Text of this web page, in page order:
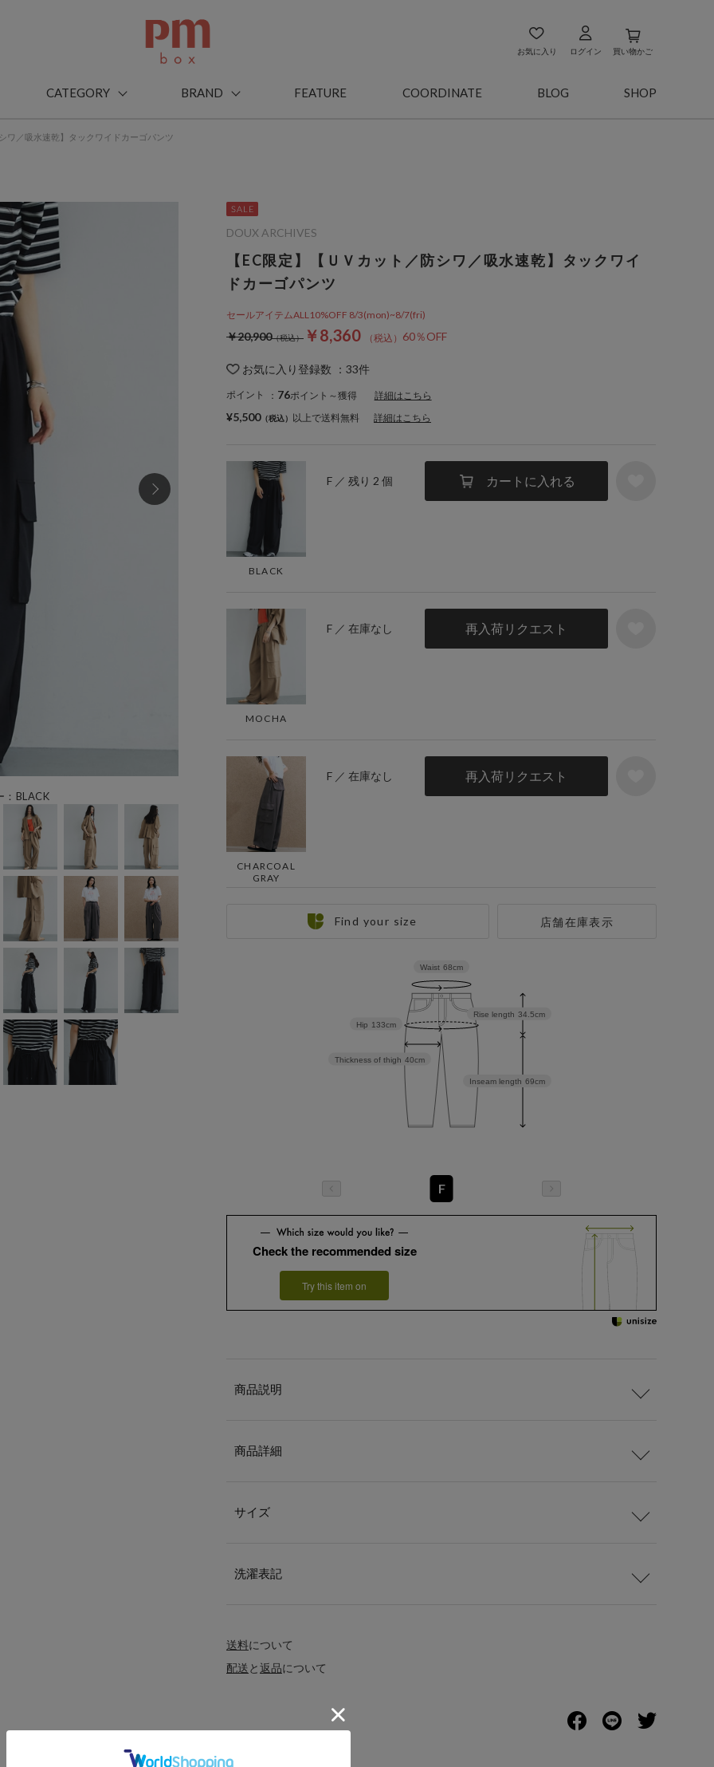
お気に入り ログイン 買い物かご
CATEGORY BRAND FEATURE COORDINATE BLOG SHOP
ワ／吸水速乾】タックワイドカーゴパンツ
BLACK
【EC限定】【ＵＶカット／防シワ／吸水速乾】タックワイ
ドカーゴパンツ
セールアイテムALL10%OFF 8/3(mon)~8/7(fri)
￥8,360 60％OFF
￥20,900
お気に入り登録数 ：33件
ポイント ： 76ポイント～獲得 詳細はこちら
BLACK
F ／ 残り 2 個 カートに入れる
MOCHA
F ／ 在庫なし 再入荷リクエスト
CHARCOAL
GRAY
F ／ 在庫なし 再入荷リクエスト
店舗在庫表示
DOUX ARCHIVES
¥5,500 以上で送料無料 詳細はこちら
Find your size
Inseam length 69cm
Rise length 34.5cm
Thickness of thigh 40cm
Hip 133cm
Waist 68cm
F
Check the recommended size
Try this item on
商品説明
商品詳細
サイズ
洗濯表記
送料について
配送と返品について